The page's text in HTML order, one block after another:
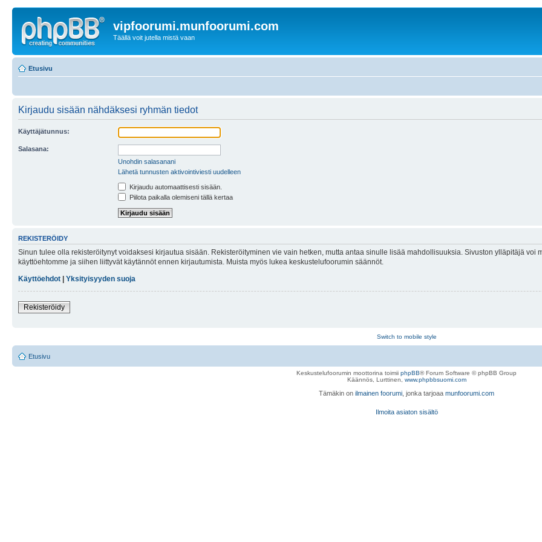
vipfoorumi.munfoorumi.com
Täällä voit jutella mistä vaan
Etusivu
Kirjaudu sisään nähdäksesi ryhmän tiedot
Käyttäjätunnus:
Salasana:
Unohdin salasanani
Lähetä tunnusten aktivointiviesti uudelleen
Kirjaudu automaattisesti sisään.
Piilota paikalla olemiseni tällä kertaa
REKISTERÖIDY
Sinun tulee olla rekisteröitynyt voidaksesi kirjautua sisään. Rekisteröityminen vie vain hetken, mutta antaa sinulle lisää mahdollisuuksia. Sivuston ylläpitäjä
käyttöehtomme ja siihen liittyvät käytännöt ennen kirjautumista. Muista myös lukea keskustelufoorumin säännöt.
Käyttöehdot
Yksityisyyden suoja
Rekisteröidy
Switch to mobile style
Etusivu
Keskustelufoorumin moottorina toimii phpBB® Forum Software © phpBB Group
Käännös, Lurttinen, www.phpbbsuomi.com
Tämäkin on ilmainen foorumi , jonka tarjoaa munfoorumi.com
Ilmoita asiaton sisältö